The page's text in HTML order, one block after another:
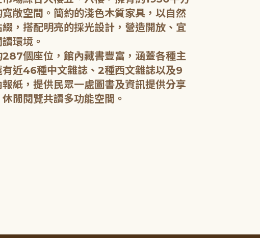
敞空間。簡約的淺色木質家具，以自然
，搭配明亮的採光設計，營造開放、宜
環境。
287個座位，館內藏書豐富，涵蓋各種主
有近46種中文雜誌、2種西文雜誌以及9
紙，提供民眾一處圖書及資訊提供分享